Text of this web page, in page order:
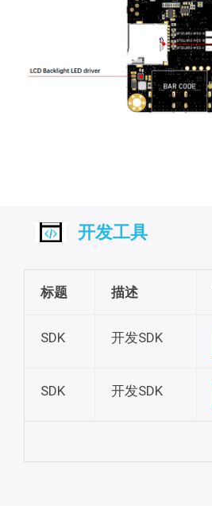
开发工具
标题 描述
SDK 开发SDK
SDK 开发SDK